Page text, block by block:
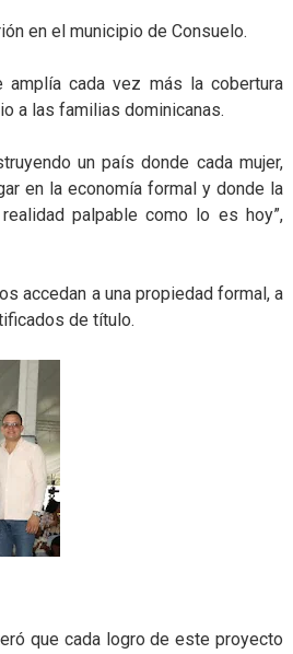
en el municipio de Consuelo.
cada vez más la cobertura
a las familias dominicanas.
un país donde cada mujer,
en la economía formal y donde la
palpable como lo es hoy”,
accedan a una propiedad formal, a
de título.
que cada logro de este proyecto